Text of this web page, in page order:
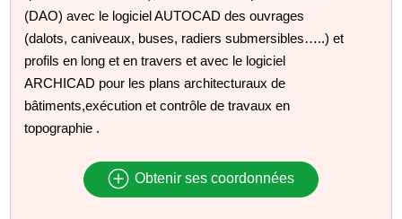
(DAO) avec le logiciel AUTOCAD des ouvrages
(dalots, caniveaux, buses, radiers submersibles…..) et
profils en long et en travers et avec le logiciel
ARCHICAD pour les plans architecturaux de
bâtiments,exécution et contrôle de travaux en
topographie .
Obtenir ses coordonnées